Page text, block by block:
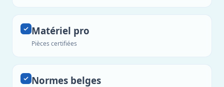
Matériel pro
Pièces certifiées
Normes belges